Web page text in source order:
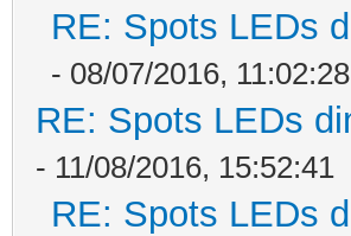
RE: Spots LEDs
- 08/07/2016, 11:02:28
RE: Spots LEDs
- 11/08/2016, 15:52:41
RE: Spots LEDs